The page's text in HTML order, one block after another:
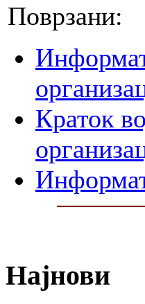
Поврзани:
Краток
Најнови